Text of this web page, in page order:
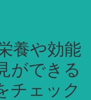
養や効能
ができる
チェック